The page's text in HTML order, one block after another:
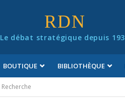
RDN
Le débat stratégique depuis
BOUTIQUE BIBLIOTHÈQUE
Recherche